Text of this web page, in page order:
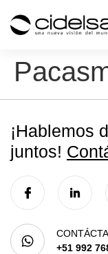
¡Hablemos
juntos!
+51 992